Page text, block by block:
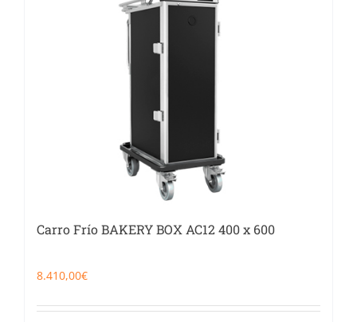
Food Service y Vending
Carro Frío BAKERY BOX AC12 400 x 600
8.410,00€